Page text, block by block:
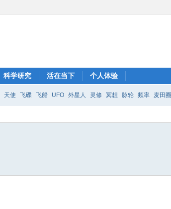
科学研究 活在当下 个人体验
天使 飞碟 飞船 UFO 外星人 灵修 冥想 脉轮 频率 麦田圈